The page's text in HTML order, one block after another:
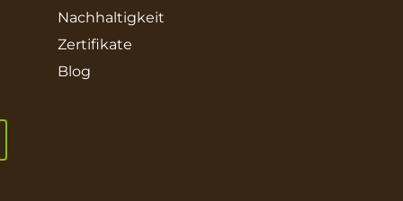
Nachhaltigkeit
Zertifikate
Blog